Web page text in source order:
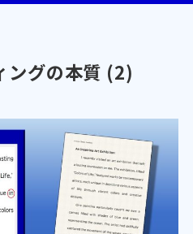
ングの本質 (2)